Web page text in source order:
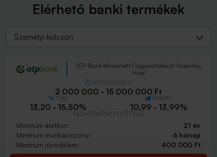
Elérhető banki termékek
Személyi kölcsön
OTP Bank Minősített Fogyasztóbarát Személyi
Hitel
2 000 000 - 15 000 000 Ft
13,20 - 15,50% 10,99 - 13,99%
Minimum életkor:
21 év
Minimum munkaviszony:
6 hónap
Minimum jövedelem:
400 000 Ft